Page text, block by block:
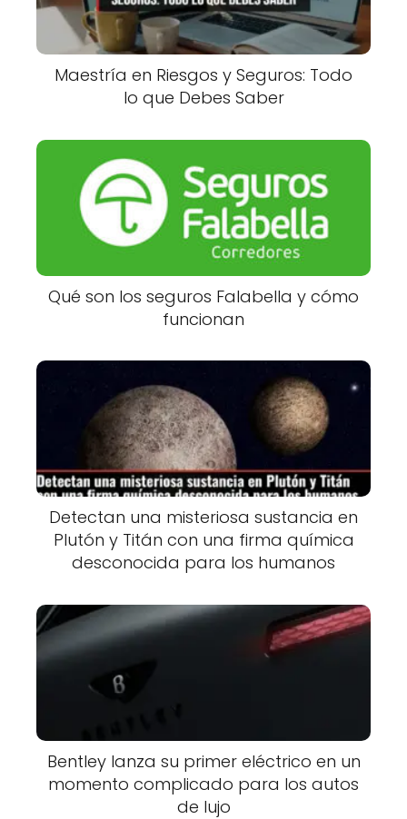
Maestría en Riesgos y Seguros: Todo
lo que Debes Saber
Qué son los seguros Falabella y cómo
funcionan
Detectan una misteriosa sustancia en
Plutón y Titán con una firma química
desconocida para los humanos
Bentley lanza su primer eléctrico en un
momento complicado para los autos
de lujo